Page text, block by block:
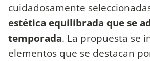
cuidadosamente
estética equilibrada que se
temporada. La propuesta se
elementos que se destacan